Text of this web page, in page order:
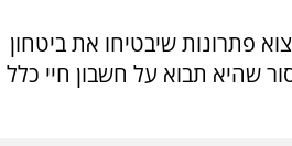
פתרונות שיבטיחו את ביטחון
שהיא תבוא על חשבון חיי כלל